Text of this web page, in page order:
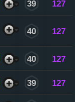
39 127
40 127
40 127
39 127